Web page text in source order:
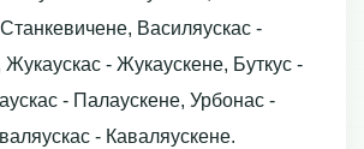
Василяускас -
Жукаускас - Жукаускене, Буткус -
- Палаускене, Урбонас -
- Каваляускене.